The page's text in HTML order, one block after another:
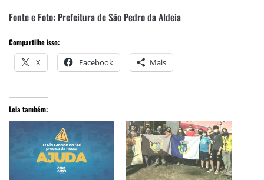
Fonte e Foto: Prefeitura de São Pedro da Aldeia
Compartilhe isso:
X Facebook Mais
Leia também: